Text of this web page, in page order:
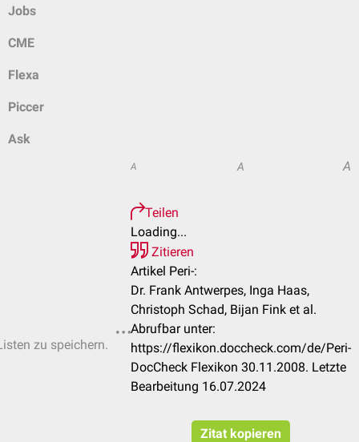
Jobs
CME
Flexa
Piccer
Ask
zu speichern.
A A A
Teilen
Loading...
Zitieren
Artikel Peri-:
Dr. Frank Antwerpes, Inga Haas,
Christoph Schad, Bijan Fink et al.
Abrufbar unter:
https://flexikon.doccheck.com/de/Peri-
DocCheck Flexikon 30.11.2008. Letzte
Bearbeitung 16.07.2024
Zitat kopieren